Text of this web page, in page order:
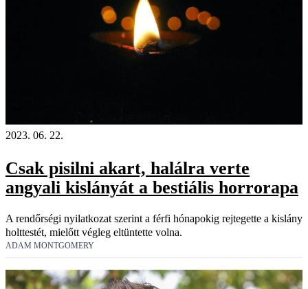
2023. 06. 22.
Csak pisilni akart, halálra verte
angyali kislányát a bestiális horrorapa
A rendőrségi nyilatkozat szerint a férfi hónapokig rejtegette a kislány
holttestét, mielőtt végleg eltüntette volna.
ADAM MONTGOMERY